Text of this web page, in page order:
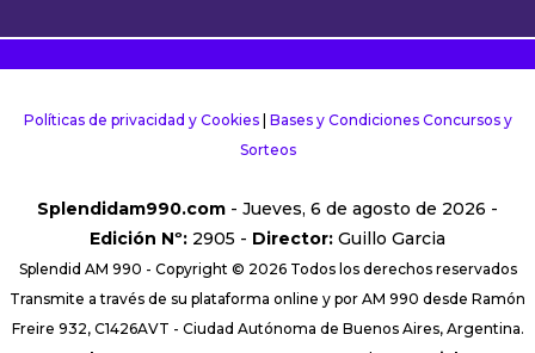
Políticas de privacidad y Cookies| Bases y Condiciones Concursos y
Sorteos
Splendidam990.com - Jueves, 6 de agosto de 2026 -
Edición Nº: 2905 - Director: Guillo Garcia
Splendid AM 990 - Copyright © 2026 Todos los derechos reservados
Transmite a través de su plataforma online y por AM 990 desde Ramón
Freire 932, C1426AVT - Ciudad Autónoma de Buenos Aires, Argentina.